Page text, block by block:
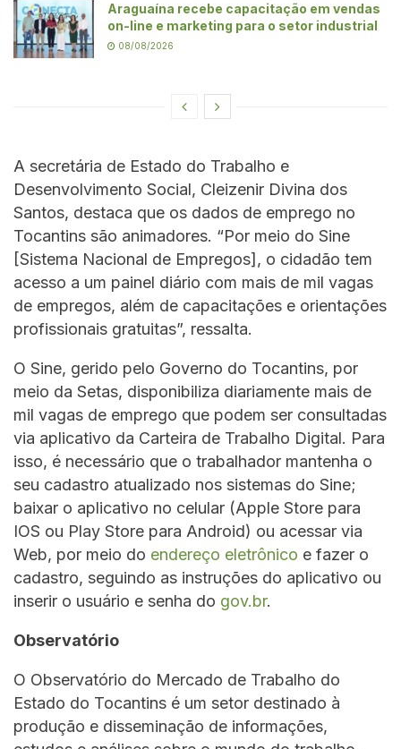
Araguaína recebe capacitação em vendas
on-line e marketing para o setor industrial
08/08/2026
A secretária de Estado do Trabalho e
Desenvolvimento Social, Cleizenir Divina dos
Santos, destaca que os dados de emprego no
Tocantins são animadores. “Por meio do Sine
[Sistema Nacional de Empregos], o cidadão tem
acesso a um painel diário com mais de mil vagas
de empregos, além de capacitações e orientações
profissionais gratuitas”, ressalta.
O Sine, gerido pelo Governo do Tocantins, por
meio da Setas, disponibiliza diariamente mais de
mil vagas de emprego que podem ser consultadas
via aplicativo da Carteira de Trabalho Digital. Para
isso, é necessário que o trabalhador mantenha o
seu cadastro atualizado nos sistemas do Sine;
baixar o aplicativo no celular (Apple Store para
IOS ou Play Store para Android) ou acessar via
Web, por meio do endereço eletrônico e fazer o
cadastro, seguindo as instruções do aplicativo ou
inserir o usuário e senha do gov.br.
Observatório
O Observatório do Mercado de Trabalho do
Estado do Tocantins é um setor destinado à
produção e disseminação de informações,